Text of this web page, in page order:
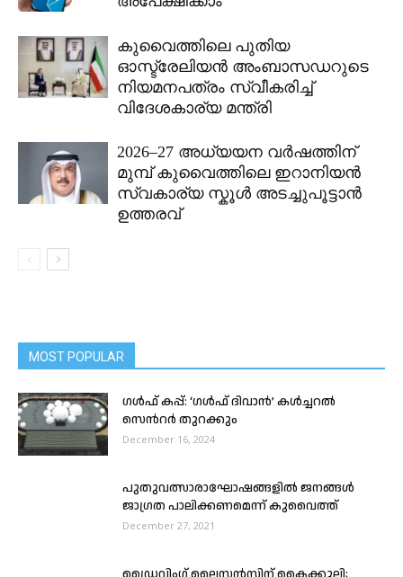
കുവൈത്തിലെ പുതിയ
ഓസ്ട്രേലിയൻ അംബാസഡറുടെ
നിയമനപത്രം സ്വീകരിച്ച്
വിദേശകാര്യ മന്ത്രി
2026–27 അധ്യയന വർഷത്തിന്
മുമ്പ് കുവൈത്തിലെ ഇറാനിയൻ
സ്വകാര്യ സ്കൂൾ അടച്ചുപൂട്ടാൻ
ഉത്തരവ്
MOST POPULAR
ഗൾഫ് കപ്പ്: ‘ഗൾഫ് ദിവാൻ’ കൾച്ചറൽ
സെന്‍റർ തുറക്കും
December 16, 2024
പുതുവത്സാരാഘോഷങ്ങളില്‍ ജനങ്ങള്‍
ജാഗ്രത പാലിക്കണമെന്ന് കുവൈത്ത്
December 27, 2021